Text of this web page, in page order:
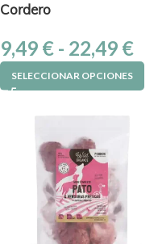
Cordero
9,49 € - 22,49 €
SELECCIONAR OPCIONES